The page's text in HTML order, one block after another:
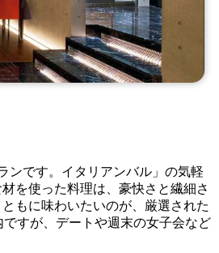
ンです。イタリアンバル」の気軽
を使った料理は、豪快さと繊細さ
もに味わいたいのが、厳選された
すが、デートや週末の女子会など